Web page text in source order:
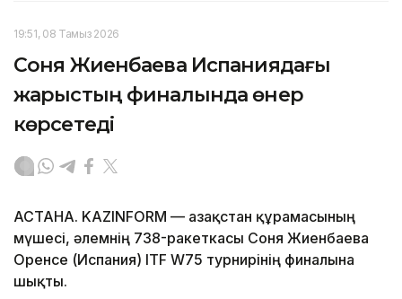
19:51, 08 Тамыз 2026
Соня Жиенбаева Испаниядағы
жарыстың финалында өнер
көрсетеді
АСТАНА. KAZINFORM — Қазақстан құрамасының
мүшесі, әлемнің 738-ракеткасы Соня Жиенбаева
Оренсе (Испания) ITF W75 турнирінің финалына
шықты.